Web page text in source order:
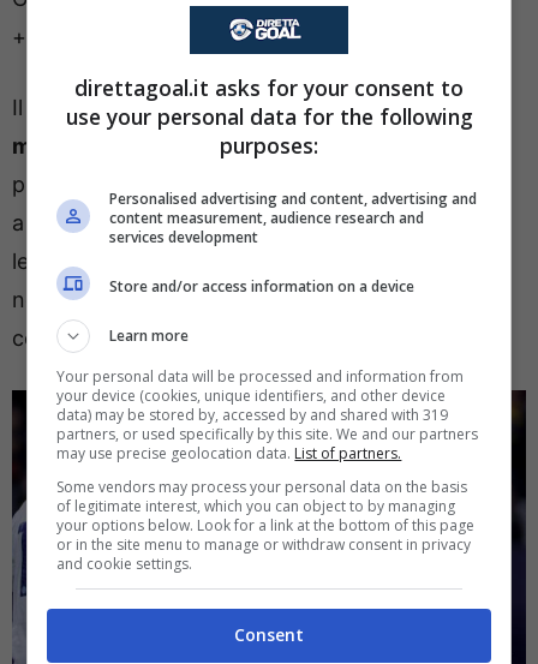
+ over 2.5 a 3.75.
Il nostro consiglio èdi puntare su uno o più
marcatori
. Interessante a riguardo il 3.75
proposto da Snai per Dumfries. Il bis di Zielinski è
a 3.50 mentre il gol di Frattesi è a 3. Inferiori a 2,
le quote per una rete di uno di quattro attaccanti
nerazzurri compreso Thuram cui Chivu potrebbe
concedere uno spezzone di partita.
direttagoal.it asks for your consent to
use your personal data for the following
purposes:
Personalised advertising and content, advertising and
content measurement, audience research and
services development
Store and/or access information on a device
Learn more
Your personal data will be processed and information from
your device (cookies, unique identifiers, and other device
data) may be stored by, accessed by and shared with 319
partners, or used specifically by this site. We and our partners
may use precise geolocation data. List of partners.
Some vendors may process your personal data on the basis
of legitimate interest, which you can object to by managing
your options below. Look for a link at the bottom of this page
or in the site menu to manage or withdraw consent in privacy
and cookie settings.
Consent